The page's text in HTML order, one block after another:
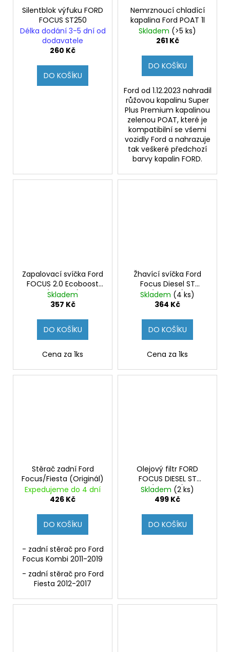
Silentblok výfuku FORD
FOCUS ST250
Délka dodání 3-5 dní od
dodavatele
260 Kč
DO KOŠÍKU
Nemrznoucí chladící
kapalina Ford POAT 1l
Skladem (>5 ks)
261 Kč
DO KOŠÍKU
Ford od 1.12.2023 nahradil
růžovou kapalinu Super
Plus Premium kapalinou
zelenou POAT, které je
kompatibilní se všemi
vozidly Ford a nahrazuje
tak veškeré předchozí
barvy kapalin FORD.
Zapalovací svíčka Ford
FOCUS 2.0 Ecoboost
(Originál)
Skladem
357 Kč
DO KOŠÍKU
Cena za 1ks
Žhavící svíčka Ford
Focus Diesel ST
(Originál)
Skladem (4 ks)
364 Kč
DO KOŠÍKU
Cena za 1ks
Stěrač zadní Ford
Focus/Fiesta (Originál)
Expedujeme do 4 dní
426 Kč
DO KOŠÍKU
- zadní stěrač pro Ford
Focus Kombi 2011-2019
- zadní stěrač pro Ford
Fiesta 2012-2017
Olejový filtr FORD
FOCUS DIESEL ST
(Originál)
Skladem (2 ks)
499 Kč
DO KOŠÍKU